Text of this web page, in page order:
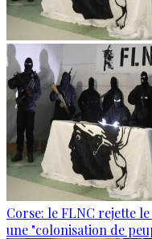
Corse: le FLNC rejette
une "colonisation de